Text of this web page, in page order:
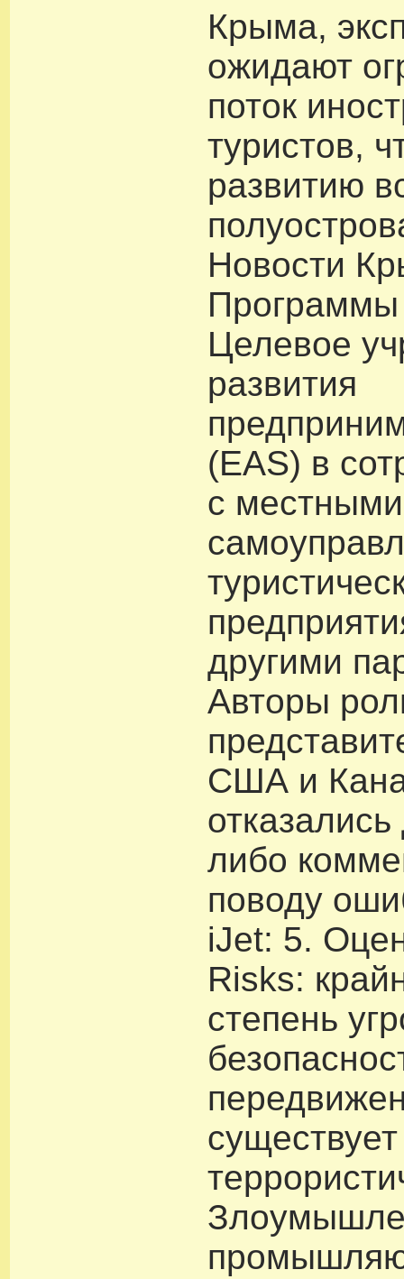
Крыма,
ожидают
поток
туристов,
развитию
Новости
Программы
Целевое
развития
(EAS) в
с местными
другими
Авторы
США и
либо
поводу
iJet: 5.
Risks:
степень